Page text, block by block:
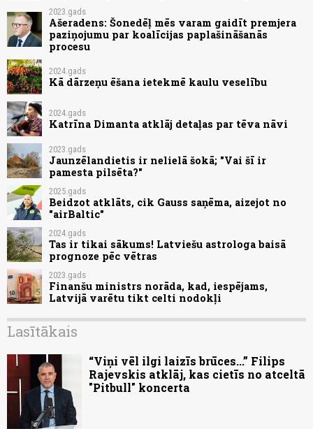
2023.gads
Ašeradens: Šonedēļ mēs varam gaidīt premjera
paziņojumu par koalīcijas paplašināšanās
procesu
2024.gads
Kā dārzeņu ēšana ietekmē kaulu veselību
2024.gads
Katrīna Dimanta atklāj detaļas par tēva nāvi
2023.gads
Jaunzēlandietis ir nelielā šokā; "Vai šī ir
pamesta pilsēta?"
2025.gads
Beidzot atklāts, cik Gauss saņēma, aizejot no
"airBaltic"
2024.gads
Tas ir tikai sākums! Latviešu astrologa baisā
prognoze pēc vētras
2023.gads
Finanšu ministrs norāda, kad, iespējams,
Latvijā varētu tikt celti nodokļi
Lasītākais
“Viņi vēl ilgi laizīs brūces...” Filips
Rajevskis atklāj, kas cietīs no atceltā
"Pitbull" koncerta